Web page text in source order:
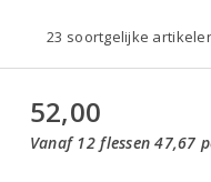
23 soortgelijke
52,00
Vanaf 12 flessen 47,67